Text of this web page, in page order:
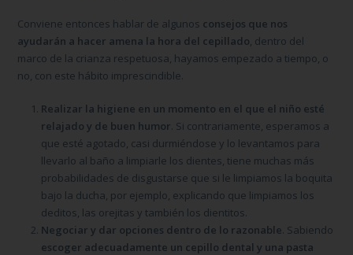
Conviene entonces hablar de algunos consejos que nos
ayudarán a hacer amena la hora del cepillado, dentro del
marco de la crianza respetuosa, hayamos empezado a tiempo, o
no, con este hábito imprescindible.
Realizar la higiene en un momento en el que el niño esté
relajado y de buen humor. Si contrariamente, esperamos a
que esté agotado, casi durmiéndose y lo levantamos para
llevarlo al baño a limpiarle los dientes, tiene muchas más
probabilidades de disgustarse que si le limpiamos la boquita
bajo la ducha, por ejemplo, explicando que limpiamos los
deditos, las orejitas y también los dientitos.
Negociar y dar opciones dentro de lo razonable. Sabiendo
escoger adecuadamente un cepillo dental y una pasta